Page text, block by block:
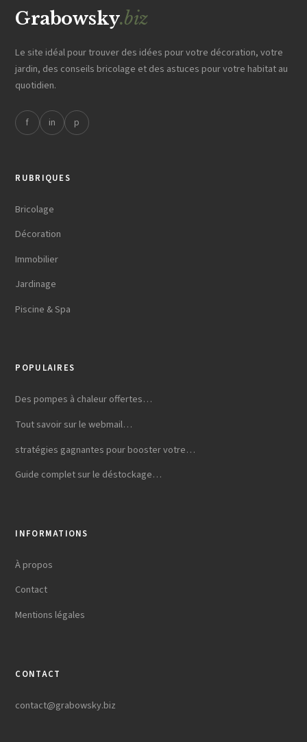
Grabowsky.biz
Le site idéal pour trouver des idées pour votre décoration, votre
jardin, des conseils bricolage et des astuces pour votre habitat au
quotidien.
f in p
RUBRIQUES
Bricolage
Décoration
Immobilier
Jardinage
Piscine & Spa
POPULAIRES
Des pompes à chaleur offertes…
Tout savoir sur le webmail…
stratégies gagnantes pour booster votre…
Guide complet sur le déstockage…
INFORMATIONS
À propos
Contact
Mentions légales
CONTACT
contact@grabowsky.biz